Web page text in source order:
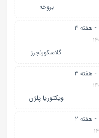
بروخه
هفته 3
گلاسکورنجرز
هفته 3
ویکتوریا پلژن
هفته 2